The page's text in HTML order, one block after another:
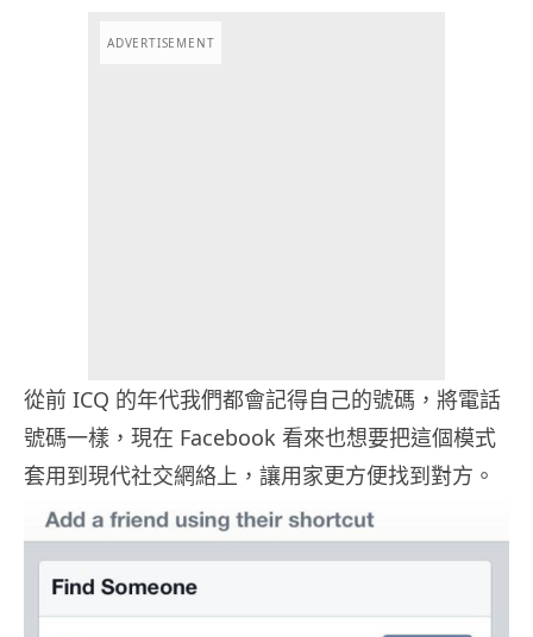
ADVERTISEMENT
從前 ICQ 的年代我們都會記得自己的號碼，將電話
號碼一樣，現在 Facebook 看來也想要把這個模式
套用到現代社交網絡上，讓用家更方便找到對方。